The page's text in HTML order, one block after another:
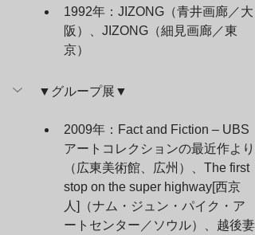
1992年：JIZONG（青井画廊／大
阪）、JIZONG（細見画廊／東
京）
▼グループ展▼
2009年：Fact and Fiction – UBS
アートコレクションの最近作より
（広東美術館、広州）、The first
stop on the super highway[西京
人]（ナム・ジュン・パイク・ア
ートセンター／ソウル）、越後妻